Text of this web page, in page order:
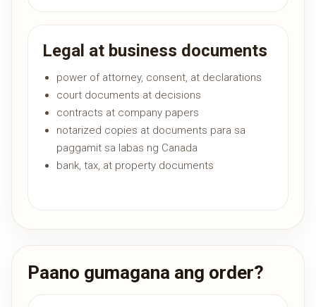
Legal at business documents
power of attorney, consent, at declarations
court documents at decisions
contracts at company papers
notarized copies at documents para sa
paggamit sa labas ng Canada
bank, tax, at property documents
Paano gumagana ang order?